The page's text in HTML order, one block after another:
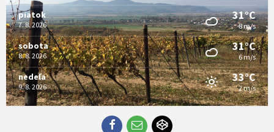
piatok
7. 8. 2026
31°C
8 m/s
sobota
8. 8. 2026
31°C
6 m/s
nedeľa
9. 8. 2026
33°C
2 m/s